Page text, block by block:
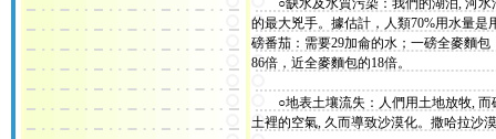
○缺水及水質污染：我們的湖泊, 河水
的最大兇手。據估計，人類70%用水量
磅番茄：需要29加侖的水；一磅全麥麵
86倍，近全麥麵包的18倍。
○地表土壤流失：人們用土地放牧, 而
土裡的空氣, 久而導致沙漠化。撒哈拉沙